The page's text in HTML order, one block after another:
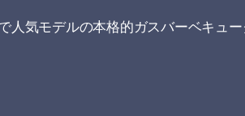
人気モデルの本格的ガスバーベキュ